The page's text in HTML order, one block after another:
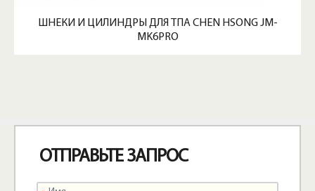
ШНЕКИ И ЦИЛИНДРЫ ДЛЯ ТПА CHEN HSONG JM-
MK6PRO
ОТПРАВЬТЕ ЗАПРОС